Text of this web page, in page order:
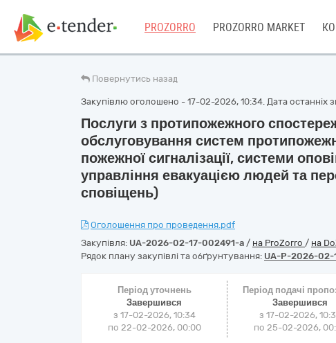
PROZORRO PROZORRO MARKET
Повернутись назад
Закупівлю оголошено - 17-02-2026, 10:34. Дата останніх
Послуги з протипожежного
обслуговування систем
пожежної сигналізації, системи
управління евакуацією людей та
сповіщень)
Оголошення про проведення.pdf
Закупівля: UA-2026-02-17-002491-a / на ProZorro / на
Рядок плану закупівлі та обґрунтування: UA-P-2026-02-
Період уточнень
Завершився
з 17-02-2026, 10:34
по 22-02-2026, 00:00
Період подачі
Завершився
з 17-02-2026,
по 25-02-2026,